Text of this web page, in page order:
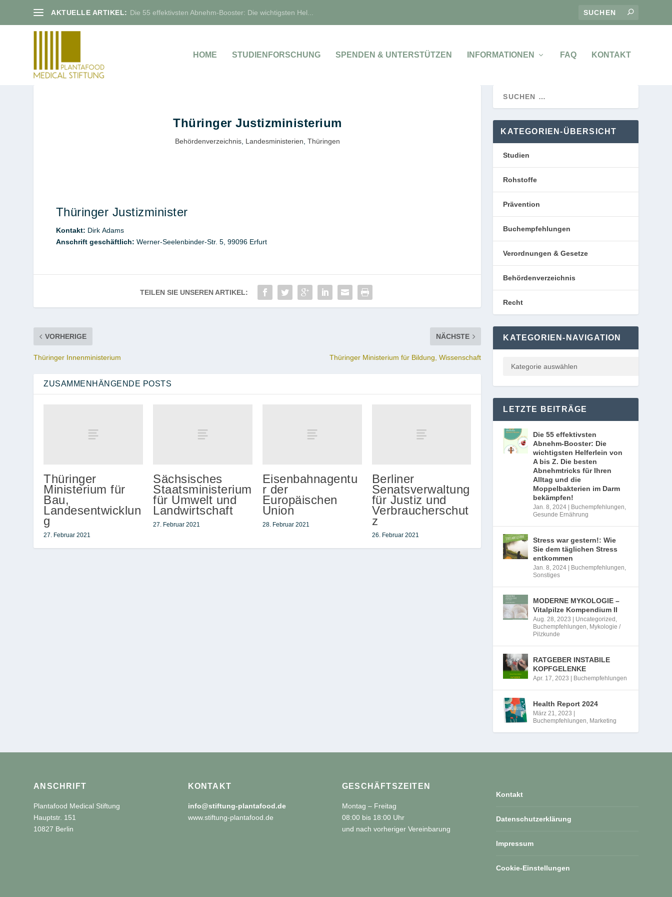
AKTUELLE ARTIKEL: Die 55 effektivsten Abnehm-Booster: Die wichtigsten Hel...
HOME STUDIENFORSCHUNG SPENDEN & UNTERSTÜTZEN INFORMATIONEN FAQ KONTAKT
Thüringer Justizministerium
Behördenverzeichnis, Landesministerien Thüringen
Thüringer Justizminister
Kontakt: DirkAdams
Anschrift geschäftlich: Werner-Seelenbinder-Str. 5, 99096 Erfurt
TEILEN SIE UNSEREN ARTIKEL:
VORHERIGE
Thüringer Innenministerium
NÄCHSTE
Thüringer Ministerium für Bildung, Wissenschaft
ZUSAMMENHÄNGENDE POSTS
Thüringer
Ministerium für
Bau,
Landesentwicklun
g
27. Februar 2021
Sächsisches
Staatsministerium
für Umwelt und
Landwirtschaft
27. Februar 2021
Eisenbahnagentu
r der
Europäischen
Union
28. Februar 2021
Berliner
Senatsverwaltung
für Justiz und
Verbraucherschut
z
26. Februar 2021
KATEGORIEN-ÜBERSICHT
Studien
Rohstoffe
Prävention
Buchempfehlungen
Verordnungen & Gesetze
Behördenverzeichnis
Recht
KATEGORIEN-NAVIGATION
LETZTE BEITRÄGE
Die 55 effektivsten
Abnehm-Booster: Die
wichtigsten Helferlein von
A bis Z. Die besten
Abnehmtricks für Ihren
Alltag und die
Moppelbakterien im Darm
bekämpfen!
Jan. 8, 2024 Buchempfehlungen,
Gesunde Ernährung
Stress war gestern!: Wie
Sie dem täglichen Stress
entkommen
Jan. 8, 2024 Buchempfehlungen,
Sonstiges
MODERNE MYKOLOGIE –
Vitalpilze Kompendium II
Aug. 28, 2023 Uncategorized ,
Buchempfehlungen, Mykologie /
Pilzkunde
RATGEBER INSTABILE
KOPFGELENKE
Apr. 17, 2023 Buchempfehlungen
Health Report 2024
März 21, 2023
Buchempfehlungen, Marketing
ANSCHRIFT
Plantafood Medical Stiftung
Hauptstr. 151
10827 Berlin
KONTAKT
info@stiftung-plantafood.de
www.stiftung-plantafood.de
GESCHÄFTSZEITEN
Montag – Freitag
08:00 bis 18:00 Uhr
und nach vorheriger Vereinbarung
Kontakt
Datenschutzerklärung
Impressum
Cookie-Einstellungen